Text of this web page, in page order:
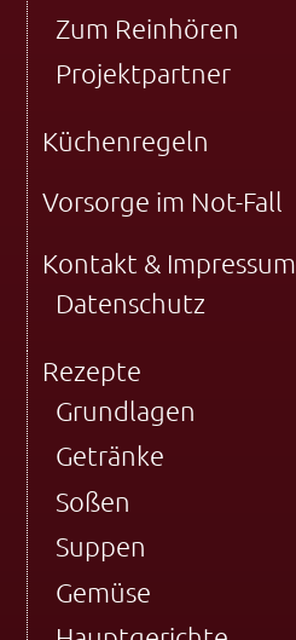
Zum Reinhören
Projektpartner
Küchenregeln
Vorsorge im Not-Fall
Kontakt & Impressum
Datenschutz
Rezepte
Grundlagen
Getränke
Soßen
Suppen
Gemüse